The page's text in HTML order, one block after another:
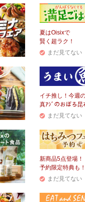
夏はOisixで
賢く超ラク！
まだ見てない
イチ推し！今週
真ｱｼﾞのおぼろ昆
まだ見てない
新商品5点登場！
予約限定特典も！
まだ見てない